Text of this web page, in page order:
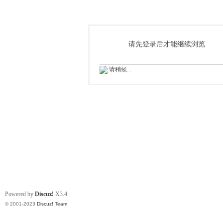
请先登录后才能继续浏览
请稍候...
Powered by Discuz! X3.4
© 2001-2023 Discuz! Team